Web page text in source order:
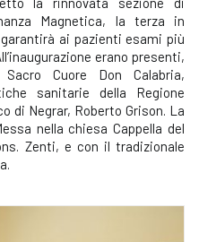
Magnetica, la terza in
ai pazienti esami più
erano presenti,
Cuore Don Calabria,
sanitarie della Regione
di Negrar, Roberto Grison. La
nella chiesa Cappella del
Zenti, e con il tradizionale